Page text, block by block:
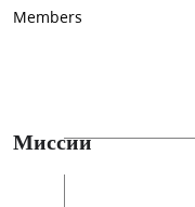
Members
Миссии